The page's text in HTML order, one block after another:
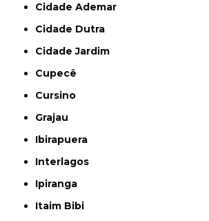
Cidade Ademar
Cidade Dutra
Cidade Jardim
Cupecê
Cursino
Grajau
Ibirapuera
Interlagos
Ipiranga
Itaim Bibi